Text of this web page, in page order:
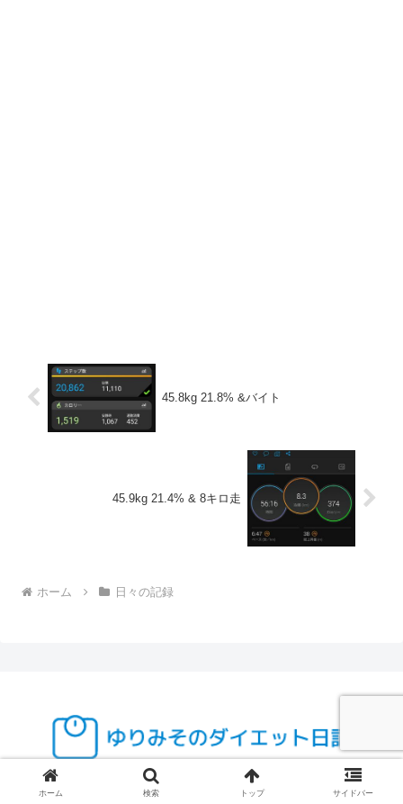
45.8kg 21.8% &バイト
45.9kg 21.4% & 8キロ走
ホーム 日々の記録
© 2005 ゆりみそのダイエット日記.
ホーム 検索 トップ サイドバー